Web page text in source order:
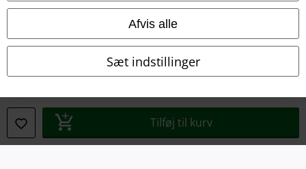
Afvis alle
Sæt indstillinger
Tilføj til kurv
Overensstemmelseserklæring
Oplysninger om tilgængelighed
Cokie indstillinger
Bekræft annullering
Alle priser er inkl. moms. Oplyst leveringstid er et estimat og ikke